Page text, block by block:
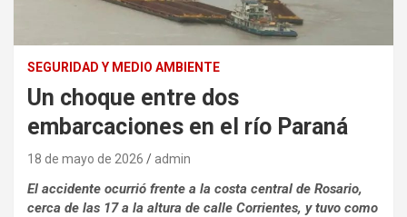
SEGURIDAD Y MEDIO AMBIENTE
Un choque entre dos
embarcaciones en el río Paraná
18 de mayo de 2026 admin
El accidente ocurrió frente a la costa central de Rosario,
cerca de las 17 a la altura de calle Corrientes, y tuvo como